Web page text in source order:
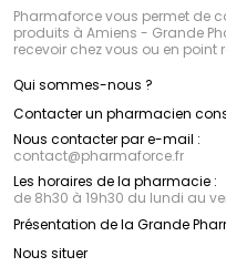
Pharmaforce vous permet de
produits à Amiens - Grande
recevoir chez vous ou en point
Qui sommes-nous ?
Contacter un pharmacien
Nous contacter par e-mail :
contact@pharmaforce.fr
Les horaires de la pharmacie :
de 8h30 à 19h30 du lundi au
Présentation de la Grande
Nous situer